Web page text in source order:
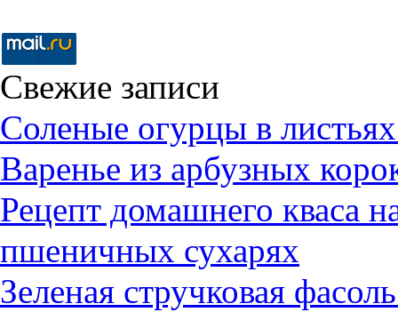
Свежие записи
Соленые огурцы в
Варенье из арбузных
Рецепт домашнего кваса
пшеничных сухарях
Зеленая стручковая